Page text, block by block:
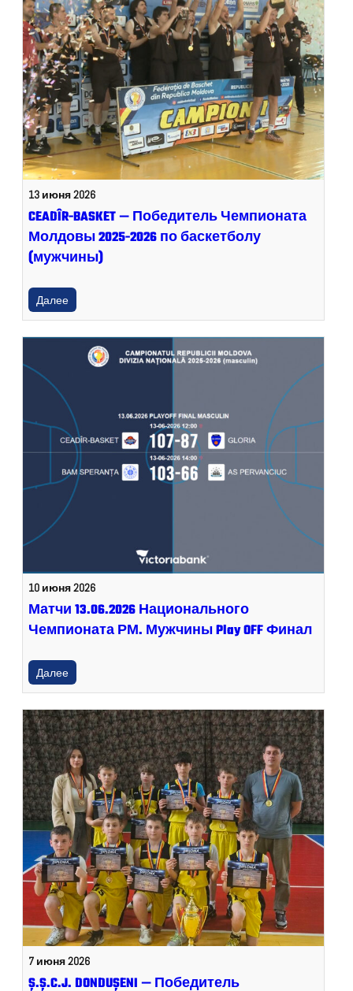
13 июня 2026
CEADÎR-BASKET — Победитель Чемпионата
Молдовы 2025-2026 по баскетболу
(мужчины)
Далее
10 июня 2026
Матчи 13.06.2026 Национального
Чемпионата РМ. Мужчины Play OFF Финал
Далее
7 июня 2026
Ș.Ș.C.J. DONDUȘENI — Победитель